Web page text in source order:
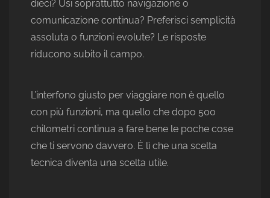
dieci? Usi soprattutto navigazione o
comunicazione continua? Preferisci semplicità
assoluta o funzioni evolute? Le risposte
riducono subito il campo.
L’interfono giusto per viaggiare non è quello
con più funzioni, ma quello che dopo 500
chilometri continua a fare bene le poche cose
che ti servono davvero. È lì che una scelta
tecnica diventa una scelta utile.